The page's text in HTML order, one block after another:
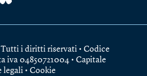
Tutti i diritti riservati • Codice
iva 04850721004 • Capitale
legali • Cookie